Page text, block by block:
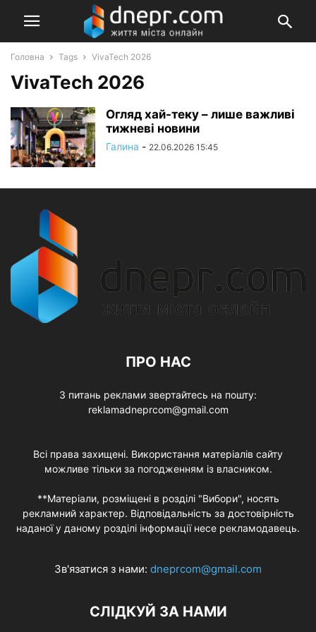
Головна Tags VivaTech 2026
VivaTech 2026
Огляд хай-теку – лише важливі
тижневі новини
Галина - 22.06.2026 15:45
ПРО НАС
З питань реклами звертайтесь на пошту:
reklamadneprcom@gmail.com
Всі права захищені. Використання матеріалів сайту
можливе тільки за погодженням із власником.
**Матеріали, розміщені в розділі "Вибори", носять
рекламний характер. Відповідальність за достовірність
наданої у даному розділі інформації несе рекламодавець.
Зв'язатися з нами: dneprcom@gmail.com
СЛІДКУЙ ЗА НАМИ